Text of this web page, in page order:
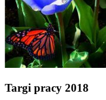
Targi pracy 2018